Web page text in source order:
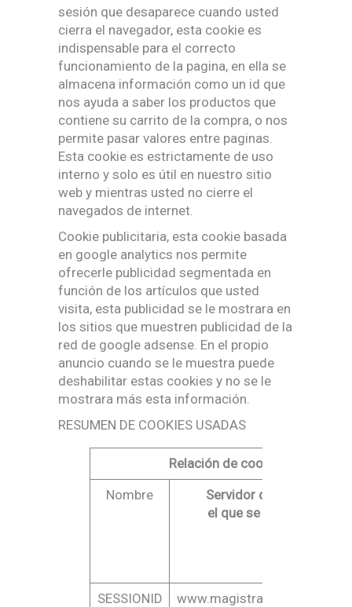
sesión que desaparece cuando usted
cierra el navegador, esta cookie es
indispensable para el correcto
funcionamiento de la pagina, en ella se
almacena información como un id que
nos ayuda a saber los productos que
contiene su carrito de la compra, o nos
permite pasar valores entre paginas.
Esta cookie es estrictamente de uso
interno y solo es útil en nuestro sitio
web y mientras usted no cierre el
navegados de internet.
Cookie publicitaria, esta cookie basada
en google analytics nos permite
ofrecerle publicidad segmentada en
función de los artículos que usted
visita, esta publicidad se le mostrara en
los sitios que muestren publicidad de la
red de google adsense. En el propio
anuncio cuando se le muestra puede
deshabilitar estas cookies y no se le
mostrara más esta información.
RESUMEN DE COOKIES USADAS
Relación de cookies
Nombre
Servidor desde
el que se envía
SESSIONID www.magistralroyal.com